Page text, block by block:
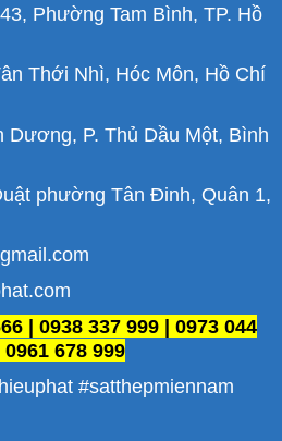
Phường Tam Bình, TP. Hồ
Thới Nhì, Hóc Môn, Hồ Chí
Dương, P. Thủ Dầu Một, Bình
phường Tân Đinh, Quân 1,
| 0938 337 999 | 0973 044
678 999
#satthepmiennam